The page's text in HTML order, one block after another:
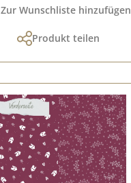
Zur Wunschliste hinzufügen
Produkt teilen